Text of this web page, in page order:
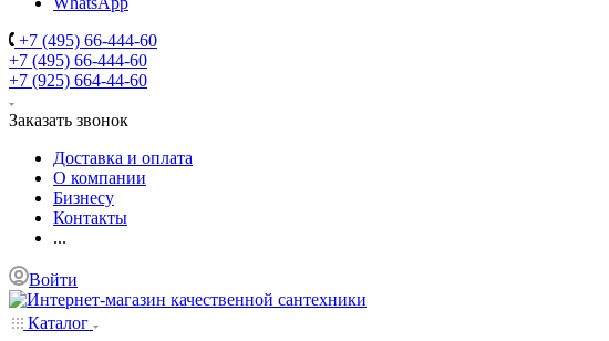
+7 (495) 66-444-60
+7 (495) 66-444-60
+7 (925) 664-44-60
Заказать звонок
Доставка и оплата
О компании
Бизнесу
Контакты
...
Войти
Каталог